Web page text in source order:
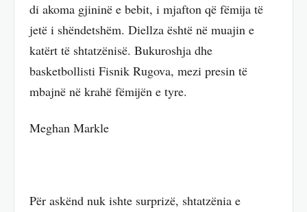
di akoma gjininë e bebit, i mjafton që fëmija të
jetë i shëndetshëm. Diellza është në muajin e
katërt të shtatzënisë. Bukuroshja dhe
basketbollisti Fisnik Rugova, mezi presin të
mbajnë në krahë fëmijën e tyre.
Meghan Markle
Për askënd nuk ishte surprizë, shtatzënia e